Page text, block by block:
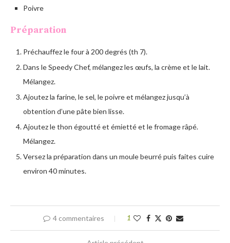
Poivre
Préparation
Préchauffez le four à 200 degrés (th 7).
Dans le Speedy Chef, mélangez les œufs, la crème et le lait.
Mélangez.
Ajoutez la farine, le sel, le poivre et mélangez jusqu’à
obtention d’une pâte bien lisse.
Ajoutez le thon égoutté et émietté et le fromage râpé.
Mélangez.
Versez la préparation dans un moule beurré puis faites cuire
environ 40 minutes.
4 commentaires 1